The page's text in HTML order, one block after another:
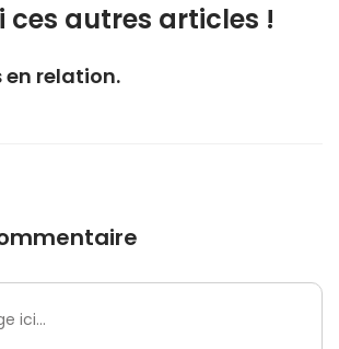
ces autres articles !
en relation.